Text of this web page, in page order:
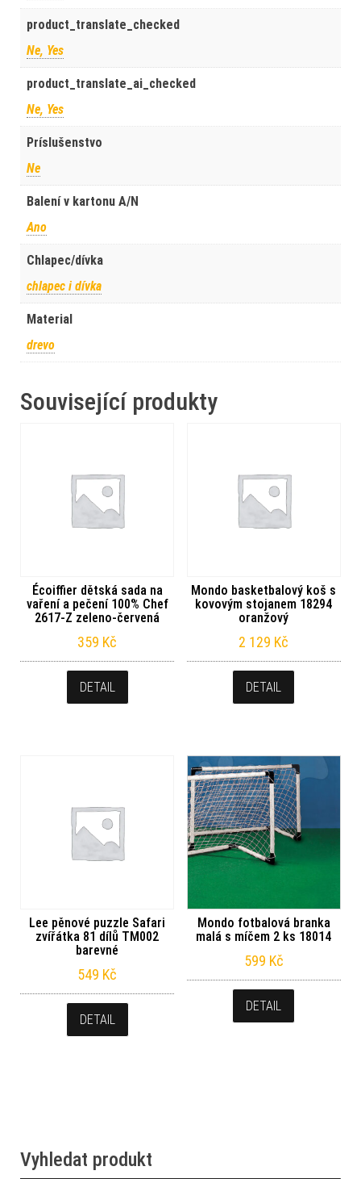
product_translate_checked
Ne, Yes
product_translate_ai_checked
Ne, Yes
Príslušenstvo
Ne
Balení v kartonu A/N
Ano
Chlapec/dívka
chlapec i dívka
Material
drevo
Související produkty
Écoiffier dětská sada na
vaření a pečení 100% Chef
2617-Z zeleno-červená
359 Kč
DETAIL
Mondo basketbalový koš s
kovovým stojanem 18294
oranžový
2 129 Kč
DETAIL
Lee pěnové puzzle Safari
zvířátka 81 dílů TM002
barevné
549 Kč
DETAIL
Mondo fotbalová branka
malá s míčem 2 ks 18014
599 Kč
DETAIL
Vyhledat produkt